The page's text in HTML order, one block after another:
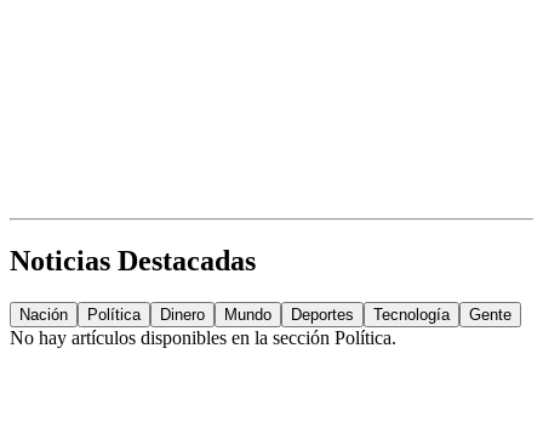
Noticias Destacadas
Nación Política Dinero Mundo Deportes Tecnología Gente
No hay artículos disponibles en la sección Política.